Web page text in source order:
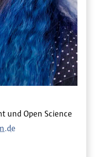
und Open Science